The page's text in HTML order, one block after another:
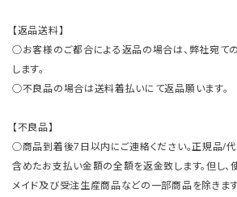
【返品送料】
○お客様のご都合による返品の場合は、弊社宛て
します。
○不良品の場合は送料着払いにて返品願います。
【不良品】
○商品到着後7日以内にご連絡ください。正規品/
含めたお支払い金額の全額を返金致します。但し、
メイド及び受注生産商品などの一部商品を除きます